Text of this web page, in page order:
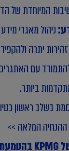
המיוחדת של
ניהול מאגרי
זהירות יתרה
עם
ביותר.
בשלב ראשון
המלאה >>